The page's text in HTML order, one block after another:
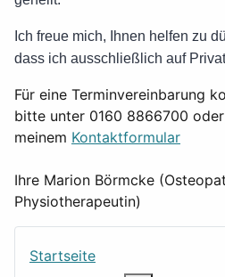
Ich freue mich, Ihnen helfen zu
dass ich ausschließlich auf
Für eine Terminvereinbarung
bitte unter 0160 8866700
meinem Kontaktformular
Ihre Marion Börmcke
Physiotherapeutin)
Startseite